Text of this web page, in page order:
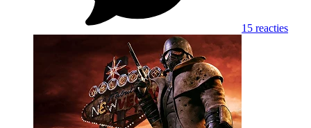
15 reacties